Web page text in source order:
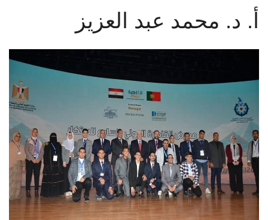
الأنظمة الذكية
الإعلام
تواصل معنا
الطلاب
هيئة التدريس
أ. د. محمد عبد العزيز